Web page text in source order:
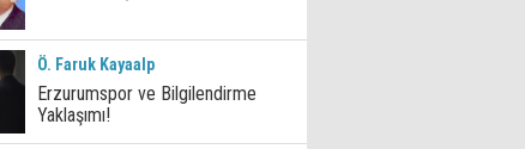
Ö. Faruk Kayaalp
Erzurumspor ve Bilgilendirme
Yaklaşımı!